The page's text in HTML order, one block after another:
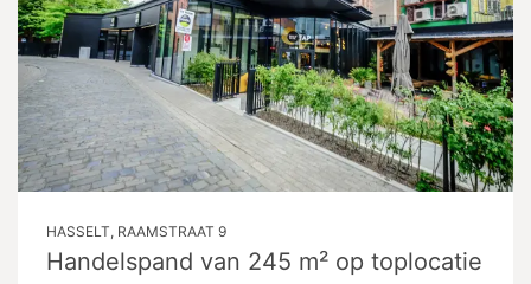
HASSELT, RAAMSTRAAT 9
Handelspand van 245 m² op toplocatie